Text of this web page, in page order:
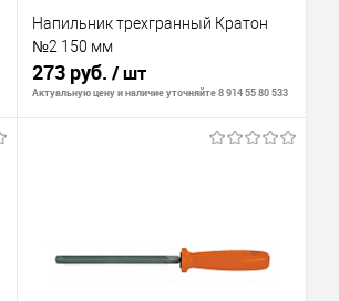
Напильник трехгранный Кратон
№2 150 мм
273 руб. / шт
Актуальную цену и наличие уточняйте 8 914 55 80 533
В наличии